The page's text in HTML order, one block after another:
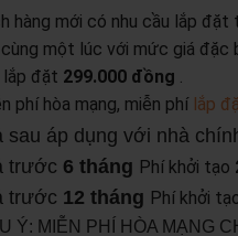
hàng mới có nhu cầu lắp
cùng một lúc với mức giá đặc
lắp đặt 299.000 đồng
phí hòa mạng, miễn phí lắp
sau áp dụng với nhà
trước 6 tháng Phí khởi tạo
trước 12 tháng Phí khởi
Ý: MIỄN PHÍ HÒA MẠNG